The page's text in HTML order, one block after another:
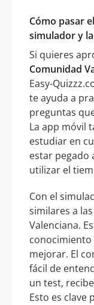
Cómo pasar
simulador y
Si quieres
Comunidad
Easy-
te ayuda a
preguntas
La app móvil
estudiar en
estar pegado
utilizar el
Con el
similares a
Valenciana.
conocimiento
mejorar. El
fácil de
un test,
Esto es clave